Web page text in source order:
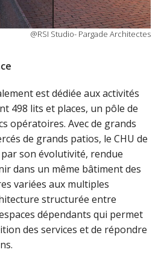
@RSI Studio- Pargade Architectes
est dédiée aux activités
498 lits et places, un pôle de
opératoires. Avec de grands
de grands patios, le CHU de
son évolutivité, rendue
dans un même bâtiment des
variées aux multiples
structurée entre
dépendants qui permet
des services et de répondre